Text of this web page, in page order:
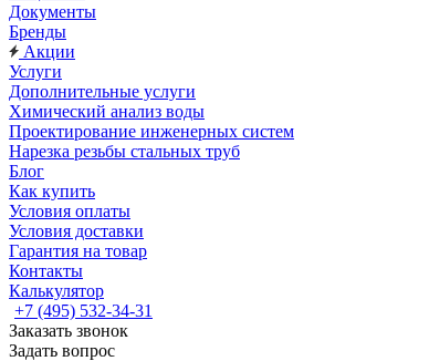
Документы
Бренды
Акции
Услуги
Дополнительные услуги
Химический анализ воды
Проектирование инженерных систем
Нарезка резьбы стальных труб
Блог
Как купить
Условия оплаты
Условия доставки
Гарантия на товар
Контакты
Калькулятор
+7 (495) 532‑34‑31
Заказать звонок
Задать вопрос